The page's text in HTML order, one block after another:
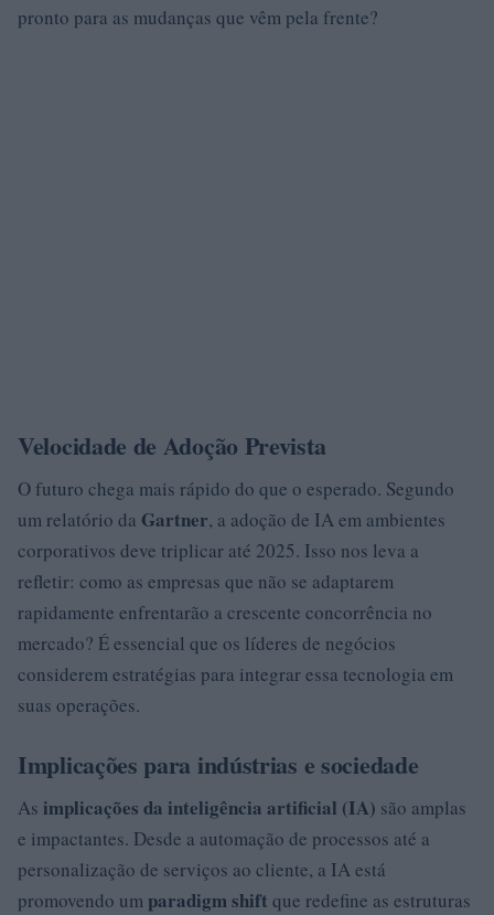
pronto para as mudanças que vêm pela frente?
Velocidade de Adoção Prevista
O futuro chega mais rápido do que o esperado. Segundo
um relatório da Gartner, a adoção de IA em ambientes
corporativos deve triplicar até 2025. Isso nos leva a
refletir: como as empresas que não se adaptarem
rapidamente enfrentarão a crescente concorrência no
mercado? É essencial que os líderes de negócios
considerem estratégias para integrar essa tecnologia em
suas operações.
Implicações para indústrias e sociedade
As implicações da inteligência artificial (IA) são amplas
e impactantes. Desde a automação de processos até a
personalização de serviços ao cliente, a IA está
promovendo um paradigm shift que redefine as estruturas